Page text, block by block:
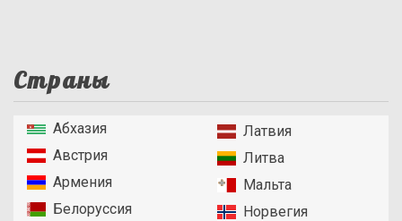
Страны
Абхазия
Австрия
Армения
Белоруссия
Латвия
Литва
Мальта
Норвегия